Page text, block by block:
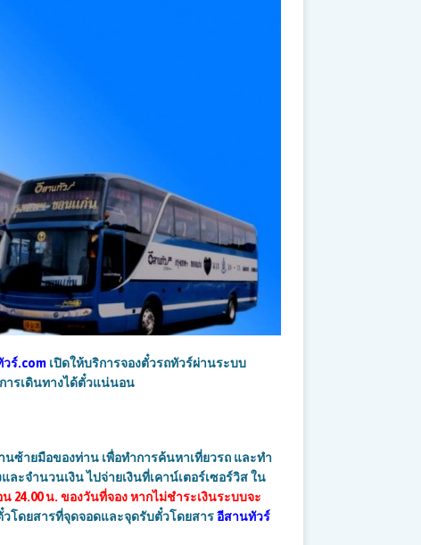
วร์.comเปิดให้บริการจองตั๋วรถทัวร์ผ่านระบบ
ารเดินทางได้ตั๋วแน่นอน
นซ้ายมือของท่าน เพื่อทำการค้นหาเที่ยวรถ และทำ
ะจำนวนเงิน ไปจ่ายเงินที่เคาน์เตอร์เซอร์วิส ใน
24.00 น. ของวันที่จอง หากไม่ชำระเงินระบบจะ
โดยสารที่จุดจอดและจุดรับตั๋วโดยสารอีสานทัวร์